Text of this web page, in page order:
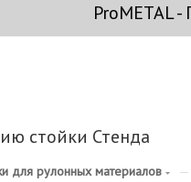
ProMETAL
стойки Стенда
для рулонных материалов —